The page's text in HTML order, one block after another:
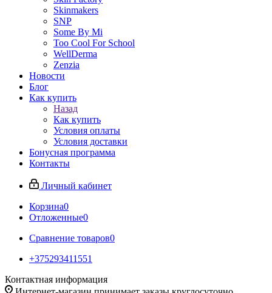
Skinmakers
SNP
Some By Mi
Too Cool For School
WellDerma
Zenzia
Новости
Блог
Как купить
Назад
Как купить
Условия оплаты
Условия доставки
Бонусная программа
Контакты
Личный кабинет
Корзина0
Отложенные0
Сравнение товаров0
+375293411551
Контактная информация